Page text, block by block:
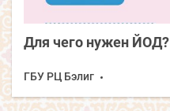
Для чего нужен ЙОД?
ГБУ РЦ Бэлиг